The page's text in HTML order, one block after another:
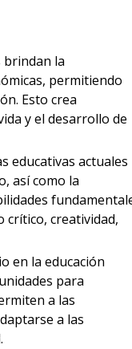
brindan la
permitiendo
Esto crea
y el desarrollo de
educativas actuales
así como la
crítico, creatividad,
en la educación
para
a las
a las